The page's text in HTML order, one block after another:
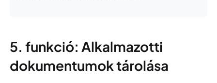
5. funkció: Alkalmazotti
dokumentumok tárolása